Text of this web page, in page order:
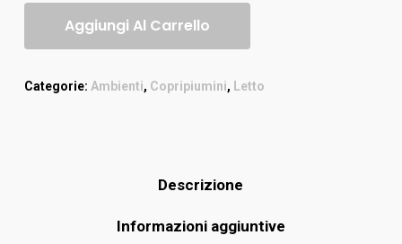
Aggiungi Al Carrello
Categorie: Ambienti, Copripiumini, Letto
Descrizione
Informazioni aggiuntive